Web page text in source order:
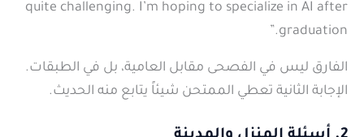
quite challenging. I’m hoping to specialize in AI after
graduation.”
الفارق ليس في الفصحى مقابل العامية، بل في الطبقات.
الإجابة الثانية تعطي الممتحن شيئاً يتابع منه الحديث.